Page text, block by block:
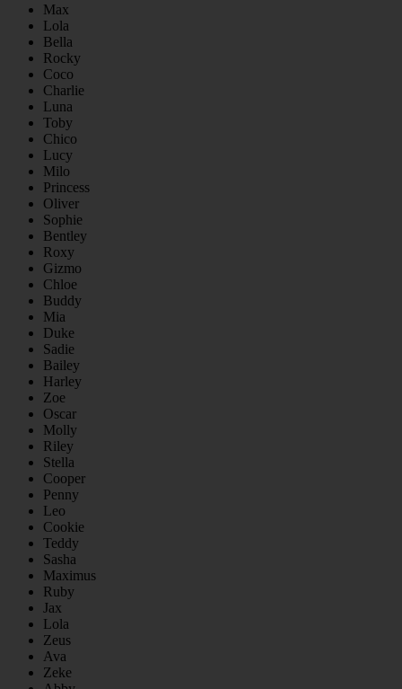
Max
Lola
Bella
Rocky
Coco
Charlie
Luna
Toby
Chico
Lucy
Milo
Princess
Oliver
Sophie
Bentley
Roxy
Gizmo
Chloe
Buddy
Mia
Duke
Sadie
Bailey
Harley
Zoe
Oscar
Molly
Riley
Stella
Cooper
Penny
Leo
Cookie
Teddy
Sasha
Maximus
Ruby
Jax
Lola
Zeus
Ava
Zeke